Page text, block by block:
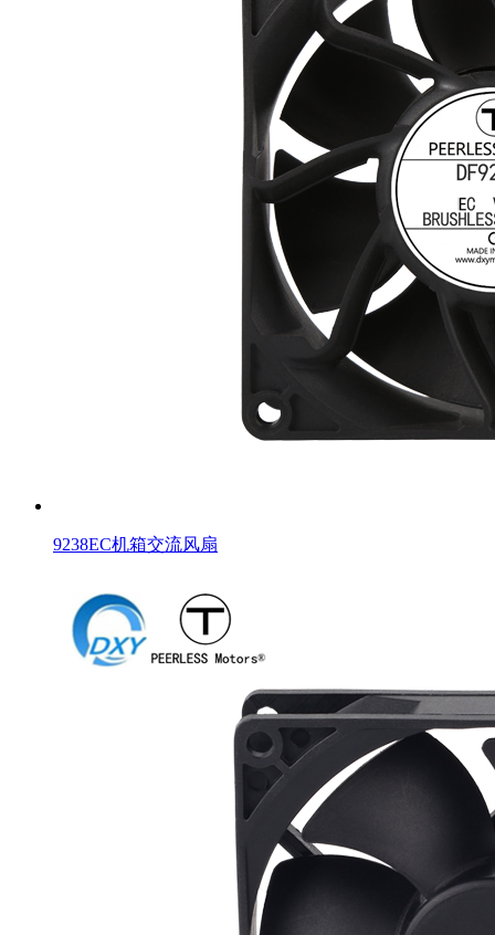
9238EC机箱交流风扇